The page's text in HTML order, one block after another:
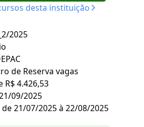
desta instituição
2025
de Reserva vagas
R$ 4.426,53
09/2025
21/07/2025 à 22/08/2025